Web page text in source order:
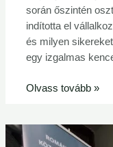
során őszintén
indította el
és milyen
egy izgalmas
Olvass tovább »
Sikeresen